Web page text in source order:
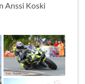
Anssi Koski